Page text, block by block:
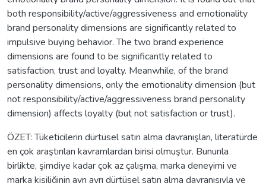
both responsibility/active/aggressiveness and emotionality
brand personality dimensions are significantly related to
impulsive buying behavior. The two brand experience
dimensions are found to be significantly related to
satisfaction, trust and loyalty. Meanwhile, of the brand
personality dimensions, only the emotionality dimension (but
not responsibility/active/aggressiveness brand personality
dimension) affects loyalty (but not satisfaction or trust).
ÖZET: Tüketicilerin dürtüsel satın alma davranışları, literatürde
en çok araştırılan kavramlardan birisi olmuştur. Bununla
birlikte, şimdiye kadar çok az çalışma, marka deneyimi ve
marka kişiliğinin ayrı ayrı dürtüsel satın alma davranışıyla ve